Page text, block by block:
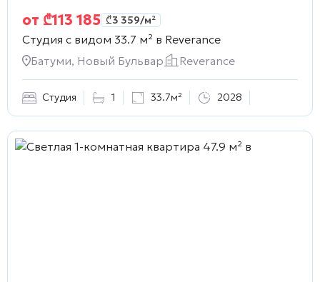
от ₾113 185 ₾3 359/м²
Студия с видом 33.7 м² в Reverance
Батуми, Новый Бульвар
Reverance
Студия 1 33.7м² 2028